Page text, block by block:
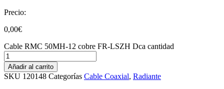
Precio:
0,00€
Cable RMC 50MH-12 cobre FR-LSZH Dca cantidad
Añadir al carrito
SKU 120148 Categorías Cable Coaxial, Radiante